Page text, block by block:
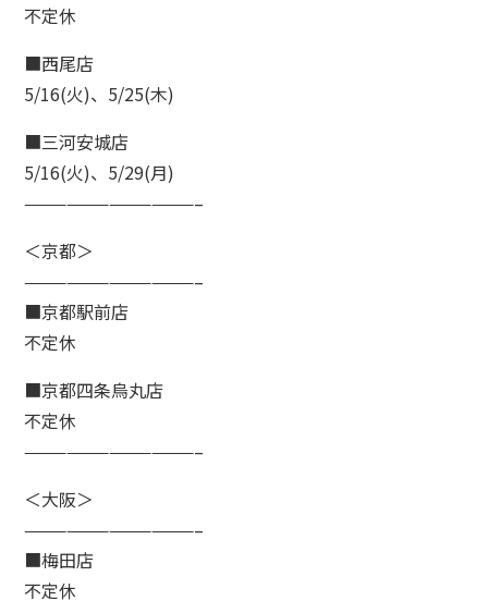
不定休
■西尾店
5/16(火)、5/25(木)
■三河安城店
5/16(火)、5/29(月)
————————————–
＜京都＞
————————————–
■京都駅前店
不定休
■京都四条烏丸店
不定休
————————————–
＜大阪＞
————————————–
■梅田店
不定休